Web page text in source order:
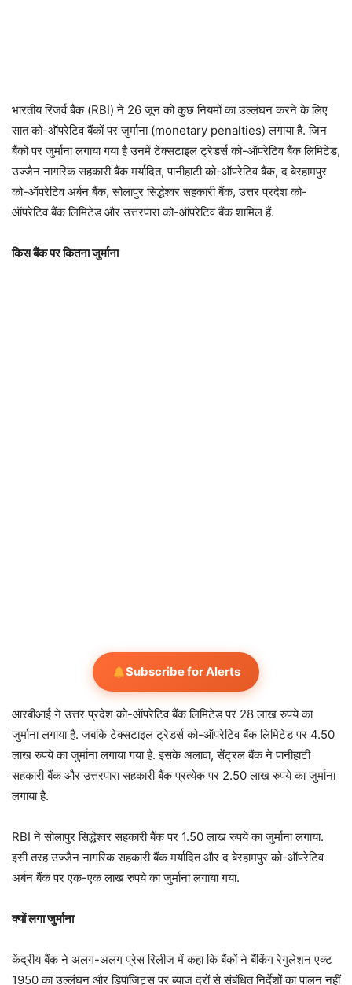
भारतीय रिजर्व बैंक (RBI) ने 26 जून को कुछ नियमों का उल्लंघन करने के लिए
सात को-ऑपरेटिव बैंकों पर जुर्माना (monetary penalties) लगाया है. जिन
बैंकों पर जुर्माना लगाया गया है उनमें टेक्सटाइल ट्रेडर्स को-ऑपरेटिव बैंक लिमिटेड,
उज्जैन नागरिक सहकारी बैंक मर्यादित, पानीहाटी को-ऑपरेटिव बैंक, द बेरहामपुर
को-ऑपरेटिव अर्बन बैंक, सोलापुर सिद्धेश्वर सहकारी बैंक, उत्तर प्रदेश को-
ऑपरेटिव बैंक लिमिटेड और उत्तरपारा को-ऑपरेटिव बैंक शामिल हैं.
किस बैंक पर कितना जुर्माना
Subscribe for Alerts
आरबीआई ने उत्तर प्रदेश को-ऑपरेटिव बैंक लिमिटेड पर 28 लाख रुपये का
जुर्माना लगाया है. जबकि टेक्सटाइल ट्रेडर्स को-ऑपरेटिव बैंक लिमिटेड पर 4.50
लाख रुपये का जुर्माना लगाया गया है. इसके अलावा, सेंट्रल बैंक ने पानीहाटी
सहकारी बैंक और उत्तरपारा सहकारी बैंक प्रत्येक पर 2.50 लाख रुपये का जुर्माना
लगाया है.
RBI ने सोलापुर सिद्धेश्वर सहकारी बैंक पर 1.50 लाख रुपये का जुर्माना लगाया.
इसी तरह उज्जैन नागरिक सहकारी बैंक मर्यादित और द बेरहामपुर को-ऑपरेटिव
अर्बन बैंक पर एक-एक लाख रुपये का जुर्माना लगाया गया.
क्यों लगा जुर्माना
केंद्रीय बैंक ने अलग-अलग प्रेस रिलीज में कहा कि बैंकों ने बैंकिंग रेगुलेशन एक्ट
1950 का उल्लंघन और डिपॉजिट्स पर ब्याज दरों से संबंधित निर्देशों का पालन नहीं